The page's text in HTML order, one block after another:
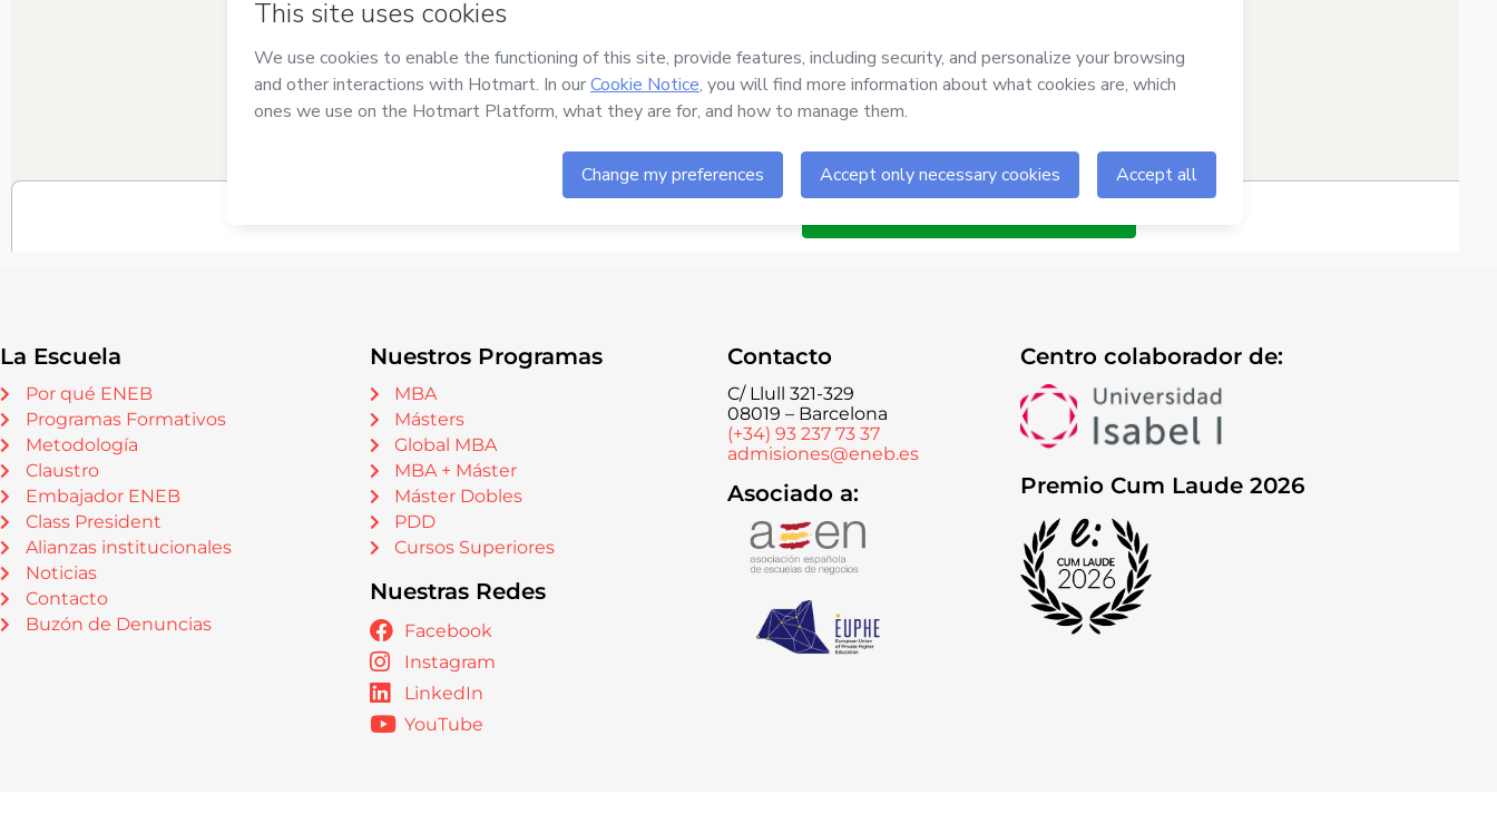
La Escuela
Por qué ENEB
Programas Formativos
Metodología
Claustro
Embajador ENEB
Class President
Alianzas institucionales
Noticias
Contacto
Buzón de Denuncias
Nuestros Programas
MBA
Másters
Global MBA
MBA + Máster
Máster Dobles
PDD
Cursos Superiores
Nuestras Redes
Facebook
Instagram
LinkedIn
YouTube
Contacto
C/ Llull 321-329
08019 – Barcelona
(+34) 93 237 73 37
admisiones@eneb.es
Asociado a:
Centro colaborador de:
Premio Cum Laude 2026